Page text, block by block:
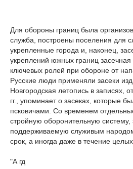
Для обороны границ была
служба, построены поселения для
укрепленные города и, наконец,
укреплений южных границ засечная
ключевых ролей при обороне от
Русские люди применяли засеки
Новгородская летопись в записях,
гг., упоминает о засеках, которые
псковичами. Со временем
стройную оборонительную систему,
поддерживаемую служивым
срок, а иногда даже в течение целых
"А гд